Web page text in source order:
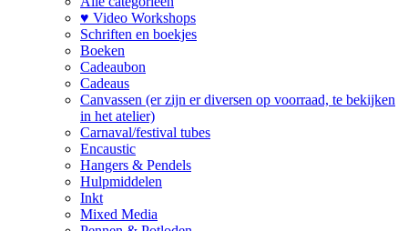
♥ Video Workshops
Schriften en boekjes
Boeken
Cadeaubon
Cadeaus
Canvassen (er zijn er diversen op voorraad, te bekijken
in het atelier)
Carnaval/festival tubes
Encaustic
Hangers & Pendels
Hulpmiddelen
Inkt
Mixed Media